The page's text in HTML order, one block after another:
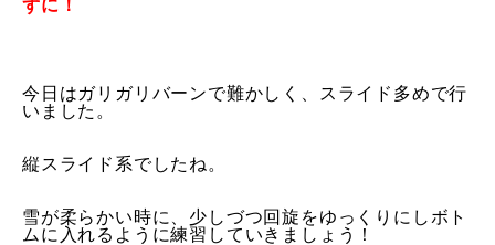
ずに！
今日はガリガリバーンで難かしく、スライド多めで行
いました。
縦スライド系でしたね。
雪が柔らかい時に、 少しづつ回旋をゆっくりにしボト
ムに入れるように練習していきま しょう！